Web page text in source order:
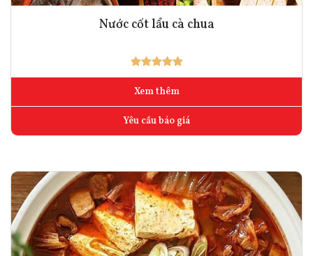
Nước cốt lẩu cà chua
Xem thêm
Yêu cầu báo giá